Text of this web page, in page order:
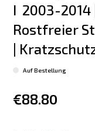
I  2003-
Rostfreier
|
Auf Bestellung
€88.80